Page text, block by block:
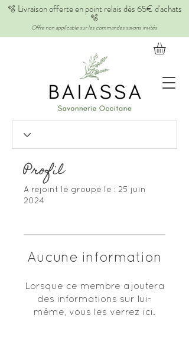
🫧 Livraison offerte en point relais dès 65€ d'achats
🫧
Offre non applicable sur les commandes savons invités
Profil
A rejoint le groupe le : 25 juin
2024
Aucune information
Lorsque ce membre ajoutera
des informations sur lui-
même, vous les verrez ici.